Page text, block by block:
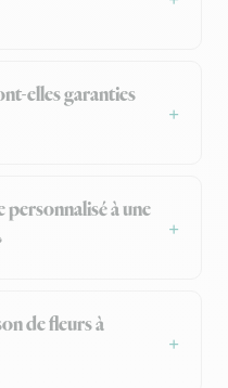
elles garanties
personnalisé à une
de fleurs à